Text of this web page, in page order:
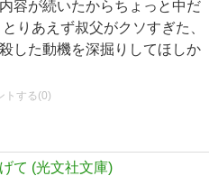
容が続いたからちょっと中だ
りあえず叔父がクソすぎた、
した動機を深掘りしてほしか
トする(0)
て (光文社文庫)